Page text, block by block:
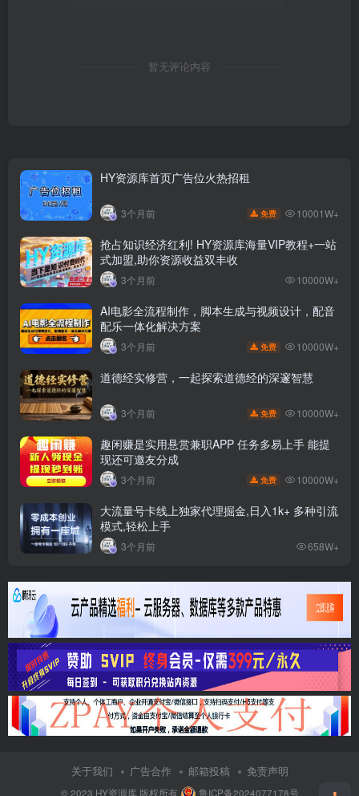
暂无评论内容
HY资源库首页广告位火热招租
3个月前 免费 10001W+
抢占知识经济红利! HY资源库海量VIP教程+一站
式加盟,助你资源收益双丰收
3个月前 10000W+
AI电影全流程制作，脚本生成与视频设计，配音
配乐一体化解决方案
3个月前 免费 10000W+
道德经实修营，一起探索道德经的深邃智慧
3个月前 免费 10000W+
趣闲赚是实用悬赏兼职APP 任务多易上手 能提
现还可邀友分成
3个月前 免费 10000W+
大流量号卡线上独家代理掘金,日入1k+ 多种引流
模式,轻松上手
3个月前 658W+
关于我们 广告合作 邮箱投稿 免责声明
© 2023 HY资源库版权所有 鲁ICP备2024077178号